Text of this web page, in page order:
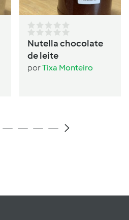
Nutella chocolate
de leite
porTixa Monteiro